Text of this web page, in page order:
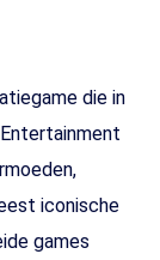
die in
iconische
games